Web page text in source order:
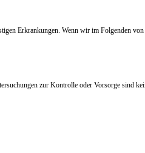
Erkrankungen. Wenn wir im Folgenden
zur Kontrolle oder Vorsorge sind